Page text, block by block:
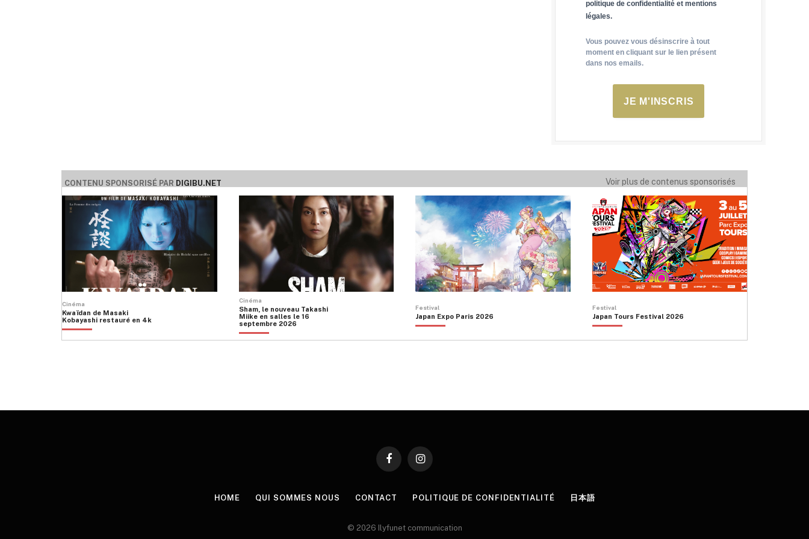
politique de confidentialité et mentions
légales.
Vous pouvez vous désinscrire à tout
moment en cliquant sur le lien présent
dans nos emails.
JE M'INSCRIS
CONTENU SPONSORISÉ PAR DIGIBU.NET Voir plus de contenus sponsorisés
Cinéma
Kwaïdan de Masaki
Kobayashi restauré en 4k
Cinéma
Sham, le nouveau Takashi
Miike en salles le 16
septembre 2026
Festival
Japan Expo Paris 2026
Festival
Japan Tours Festival 2026
FacebookInstagram
HOME QUI SOMMES NOUS CONTACT POLITIQUE DE CONFIDENTIALITÉ 日本語
© 2026 Ilyfunet communication